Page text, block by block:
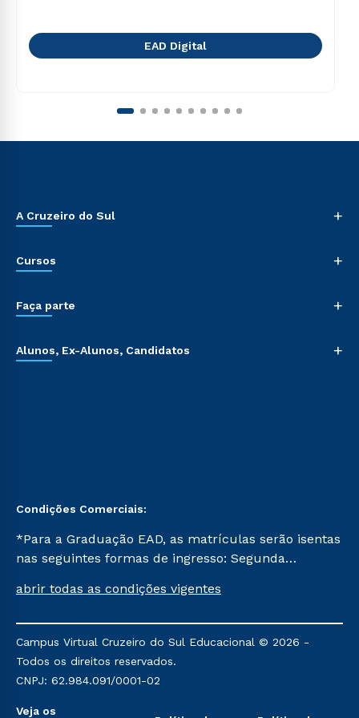
EAD Digital
A Cruzeiro do Sul +
Cursos +
Faça parte +
Alunos, Ex-Alunos, Candidatos +
Condições Comerciais:
*Para a Graduação EAD, as matrículas serão isentas
nas seguintes formas de ingresso: Segunda
Já para as demais, a taxa de matrícula será de R$
mencionadas são referentes aos cursos: Ensino
Religioso, Geografia para a Docência e Metodologia
do Ensino de História: Questões Atuais.
abrir todas as condições vigentes
Campus Virtual Cruzeiro do Sul Educacional © 2026 -
Todos os direitos reservados.
CNPJ: 62.984.091/0001-02
Veja os